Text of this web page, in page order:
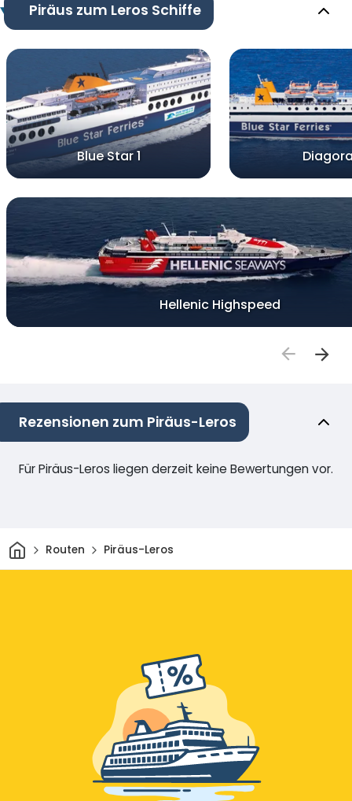
Piräus zum Leros Schiffe
Blue Star 1
Hellenic Highspeed
Rezensionen zum Piräus-Leros
Für Piräus-Leros liegen derzeit keine Bewertungen vor.
HeimRouten Piräus-Leros